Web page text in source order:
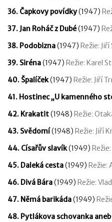
36. Čapkovy povídky(1947)
37. Jan Roháč z Dubé(1947)
38. Podobizna(1947) Režie:
39. Siréna(1947) Režie: Karel
40. Špalíček(1947) Režie: Jiří
41. Hostinec „U kamenného
42. Krakatit(1948) Režie:
43. Svědomí(1948) Režie: Jiří
44. Císařův slavík(1949)
45. Daleká cesta(1949) Režie:
46. Divá Bára(1949) Režie:
47. Němá barikáda(1949)
48. Pytlákova schovanka